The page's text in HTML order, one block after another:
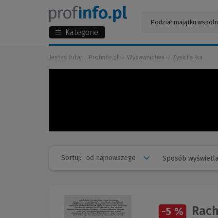
Kategorie
Jesteś tutaj: Profinfo.pl Wydawnictwa Zysk i s-ka
Sortuj: Sposób
-5 %